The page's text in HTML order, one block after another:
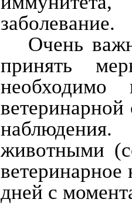
заболевание.
Очень
принять
необходимо
животными
ветеринарное
дней с